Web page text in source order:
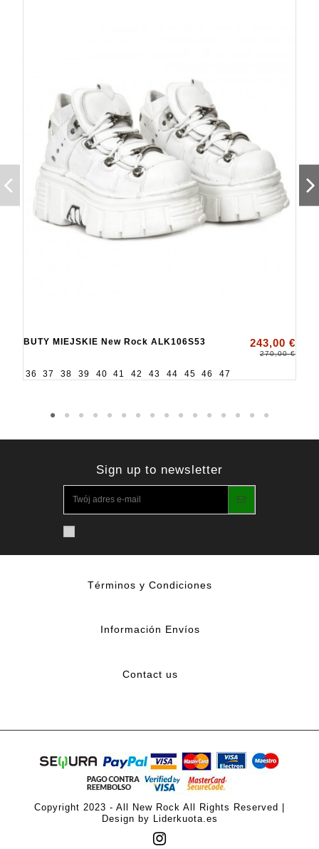
BUTY MIEJSKIE New Rock ALK106S53 243,00 €
270,00 €
36 37 38 39 40 41 42 43 44 45 46 47
Sign up to newsletter
Términos y Condiciones
Información Envíos
Contact us
Copyright 2023 - All New Rock All Rights Reserved |
Design by Liderkuota.es